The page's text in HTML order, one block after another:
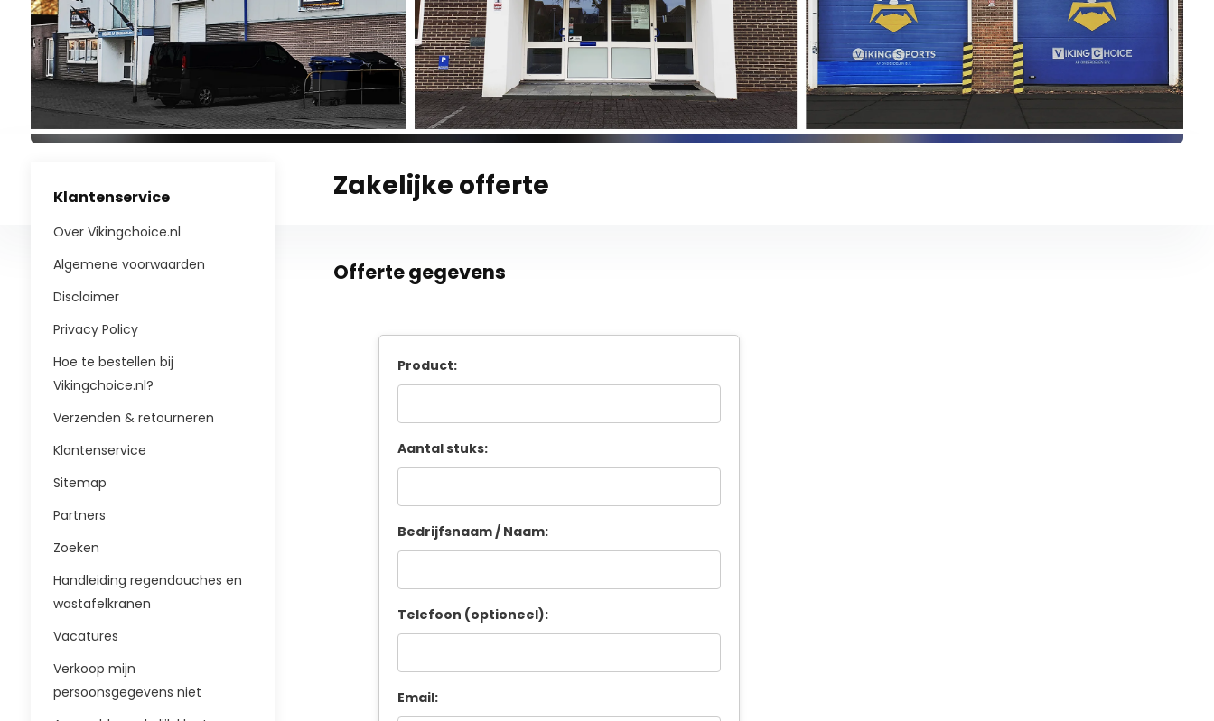
Klantenservice
Over Vikingchoice.nl
Algemene voorwaarden
Disclaimer
Privacy Policy
Hoe te bestellen bij
Vikingchoice.nl?
Verzenden & retourneren
Klantenservice
Sitemap
Partners
Zoeken
Handleiding regendouches en
wastafelkranen
Vacatures
Verkoop mijn
persoonsgegevens niet
Zakelijke offerte
Offerte gegevens
Product:
Aantal stuks:
Bedrijfsnaam / Naam:
Telefoon (optioneel):
Email: